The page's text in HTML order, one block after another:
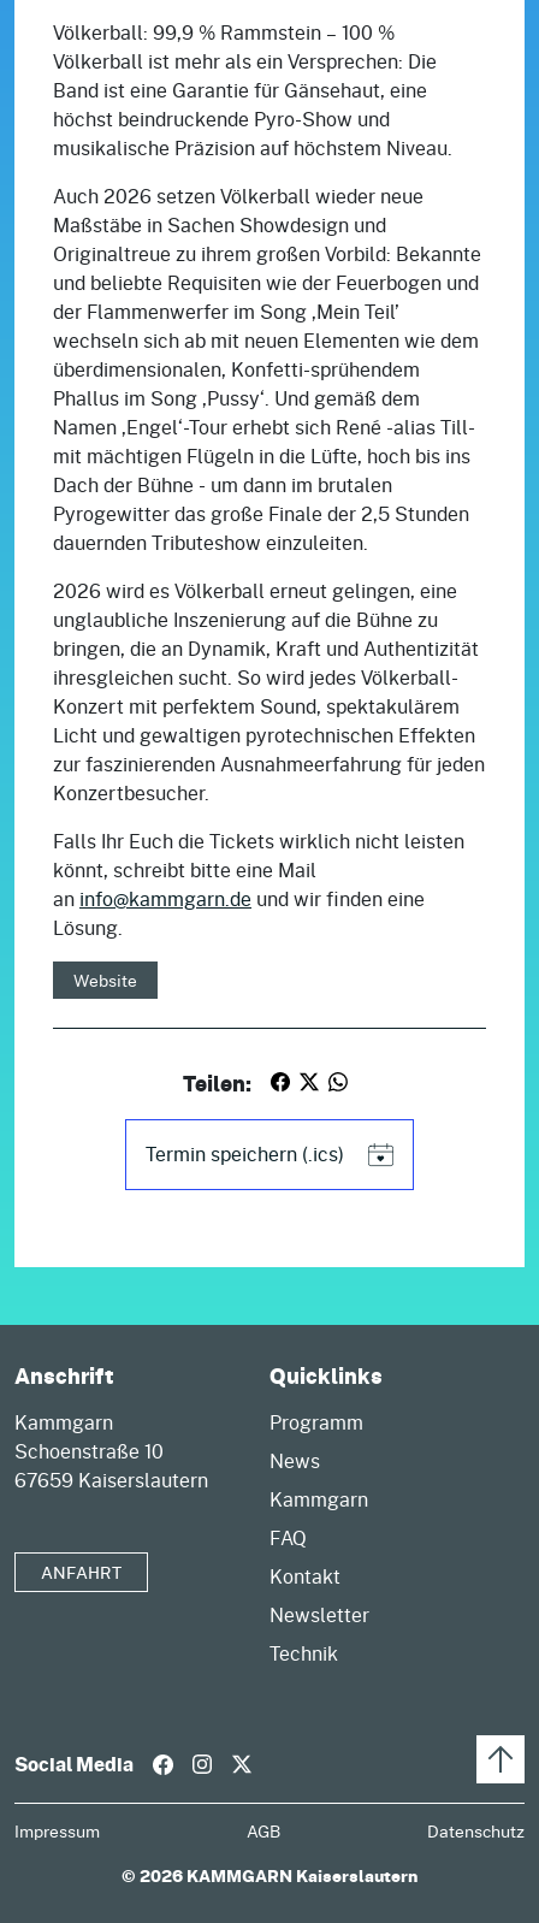
Völkerball: 99,9 % Rammstein – 100 %
Völkerball ist mehr als ein Versprechen: Die
Band ist eine Garantie für Gänsehaut, eine
höchst beindruckende Pyro-Show und
musikalische Präzision auf höchstem Niveau.
Auch 2026 setzen Völkerball wieder neue
Maßstäbe in Sachen Showdesign und
Originaltreue zu ihrem großen Vorbild: Bekannte
und beliebte Requisiten wie der Feuerbogen und
der Flammenwerfer im Song ‚Mein Teil’
wechseln sich ab mit neuen Elementen wie dem
überdimensionalen, Konfetti-sprühendem
Phallus im Song ‚Pussy‘. Und gemäß dem
Namen ‚Engel‘-Tour erhebt sich René -alias Till-
mit mächtigen Flügeln in die Lüfte, hoch bis ins
Dach der Bühne - um dann im brutalen
Pyrogewitter das große Finale der 2,5 Stunden
dauernden Tributeshow einzuleiten.
2026 wird es Völkerball erneut gelingen, eine
unglaubliche Inszenierung auf die Bühne zu
bringen, die an Dynamik, Kraft und Authentizität
ihresgleichen sucht. So wird jedes Völkerball-
Konzert mit perfektem Sound, spektakulärem
Licht und gewaltigen pyrotechnischen Effekten
zur faszinierenden Ausnahmeerfahrung für jeden
Konzertbesucher.
Falls Ihr Euch die Tickets wirklich nicht leisten
könnt, schreibt bitte eine Mail
an info@kammgarn.de und wir finden eine
Lösung.
Website
Teilen:
Termin speichern (.ics)
Anschrift
Kammgarn
Schoenstraße 10
67659 Kaiserslautern
ANFAHRT
Quicklinks
Programm
News
Kammgarn
FAQ
Kontakt
Newsletter
Technik
Social Media
© 2026 KAMMGARN Kaiserslautern
Impressum AGB Datenschutz